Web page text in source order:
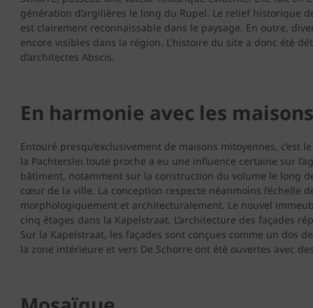
génération d’argilières le long du Rupel. Le relief historique
est clairement reconnaissable dans le paysage. En outre,
encore visibles dans la région. L'histoire du site a donc été
d’architectes Abscis.
En harmonie avec les
Entouré presqu’exclusivement de maisons mitoyennes, c’est
la Pachterslei toute proche a eu une influence certaine sur
bâtiment, notamment sur la construction du volume le long
cœur de la ville. La conception respecte néanmoins l’échelle
morphologiquement et architecturalement. Le nouvel
cinq étages dans la Kapelstraat. L’architecture des façades
Sur la Kapelstraat, les façades sont conçues comme un dos
la zone intérieure et vers De Schorre ont été ouvertes avec